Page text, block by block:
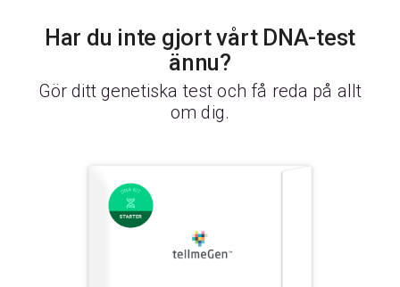
Har du inte gjort vårt DNA-test
ännu?
Gör ditt genetiska test och få reda på allt
om dig.